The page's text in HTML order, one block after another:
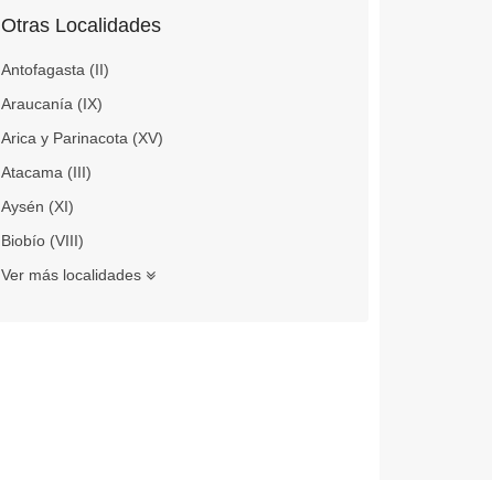
Otras Localidades
Antofagasta (II)
Araucanía (IX)
Arica y Parinacota (XV)
Atacama (III)
Aysén (XI)
Biobío (VIII)
Ver más localidades